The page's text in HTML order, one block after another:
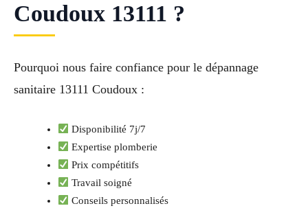
Coudoux 13111 ?
Pourquoi nous faire confiance pour le dépannage
sanitaire 13111 Coudoux :
Disponibilité 7j/7
Expertise plomberie
Prix compétitifs
Travail soigné
Conseils personnalisés